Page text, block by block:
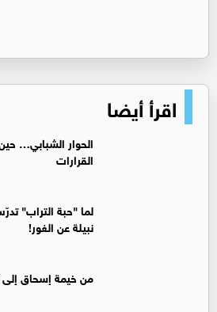
اقرأ أيضا
الحوار الشبابي…
القرارات
لما "حبة التراب"
نبيلة عن الغور!
من خيمة إسحاق